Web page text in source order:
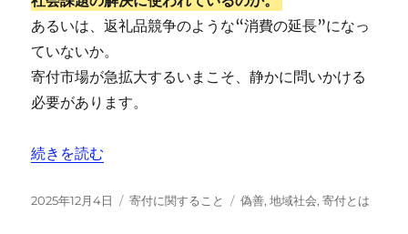
あるいは、返礼品競争のような“消費の延長”になっ
ていないか。
寄付市場が急拡大するいまこそ、静かに問いかける
必要があります。
“『日本の寄付総額2兆円の正体――“返礼品”と“本当の
続きを読む
投
2025年12月4日
カ
寄付に関すること
タ
偽善,地域社会,寄付とは